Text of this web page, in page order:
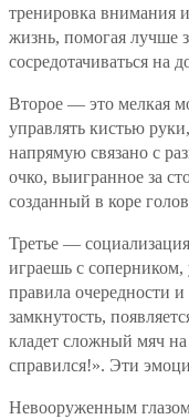
тренировка внимания
жизнь, помогая лучше
сосредотачиваться на
Второе — это мелкая
управлять кистью
напрямую связано с
очко, выигранное за
созданный в коре
Третье —
играешь с
правила очередности
замкнутость,
кладет сложный мяч
справился!». Эти
Невооруженным